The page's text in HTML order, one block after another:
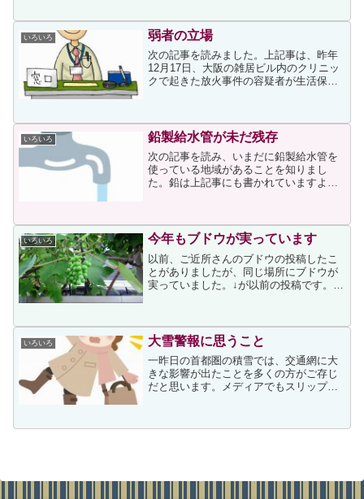
前に福岡で起きた事故を思い起こしたの
ではないかと思います。...
いろいろ 弱者の立場
次の記事を読みました。上記事は、昨年
12月17日、大阪の雑居ビル内のクリニッ
クで起きた放火事件の容疑者が生活保護
の2回、生活保護の申請について大阪市此
花区役所に相談に行...
いろいろ 鉛製給水管が未だ残存
次の記事を読み、いまだに鉛製給水管を
使っている地域があることを知りまし
た。鉛は上記事にも書かれていますよう
れられています。実際に鉛製給水管が使
われた水道水を飲み続けた結...
いろいろ 今年もブドウが実っています
以前、ご近所さんのブドウの投稿したこ
とがありましたが、同じ場所にブドウが
実っていました。↓が以前の投稿です。こ
場所にあるため、いたずらされずに無事
に熟すことを願うばかり...
いろいろ 大雪警報に思うこと
一昨日の首都圏の積雪では、交通網に大
きな影響が出たことを多くの方がご存じ
だと思います。メディアでもスリップ事